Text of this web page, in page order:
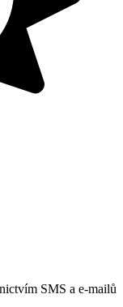
SMS a e-mailů